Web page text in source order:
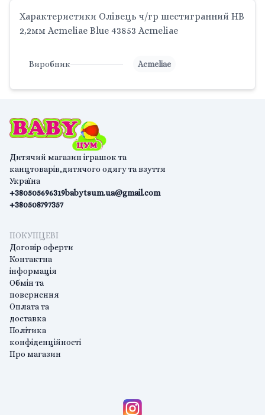
Характеристики Олівець ч/гр шестигранний HB
2,2мм Acmeliae Blue 43853 Acmeliae
Виробник Acmeliae
Дитячий магазин іграшок та
канцтоварів,дитячого одягу та взуття
Україна
+380505696319
+380508797357
babytsum.ua@gmail.com
ПОКУПЦЕВІ
Договір оферти
Контактна
інформація
Обмін та
повернення
Оплата та
доставка
Політика
конфіденційності
Про магазин